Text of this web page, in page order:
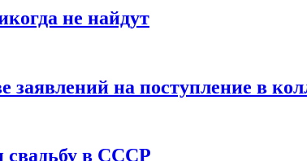
не найдут
заявлений на поступление в
свадьбу в СССР